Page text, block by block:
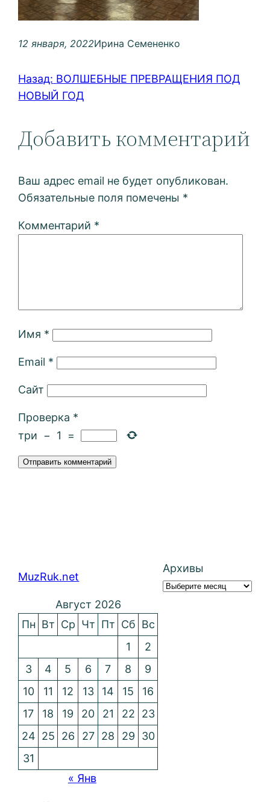
12 января, 2022Ирина Семененко
Назад: ВОЛШЕБНЫЕ ПРЕВРАЩЕНИЯ ПОД
НОВЫЙ ГОД
Добавить комментарий
Ваш адрес email не будет опубликован.
Обязательные поля помечены *
Комментарий *
Имя *
Email *
Сайт
Проверка *
три − 1 =
MuzRuk.net
Архивы
Август 2026
Пн Вт Ср Чт Пт Сб Вс
1
2
3
4 5 6 7 8
9
10
11 12 13 14 15
16
17
18 19 20 21 22
23
24 25 26 27 28 29
30
31
« Янв